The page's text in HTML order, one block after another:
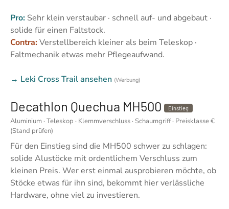
Pro: Sehr klein verstaubar · schnell auf- und abgebaut ·
solide für einen Faltstock.
Contra:Verstellbereich kleiner als beim Teleskop ·
Faltmechanik etwas mehr Pflegeaufwand.
→ Leki Cross Trail ansehen (Werbung)
Decathlon Quechua MH500 Einstieg
Aluminium · Teleskop · Klemmverschluss · Schaumgriff · Preisklasse €
(Stand prüfen)
Für den Einstieg sind die MH500 schwer zu schlagen:
solide Alustöcke mit ordentlichem Verschluss zum
kleinen Preis. Wer erst einmal ausprobieren möchte, ob
Stöcke etwas für ihn sind, bekommt hier verlässliche
Hardware, ohne viel zu investieren.